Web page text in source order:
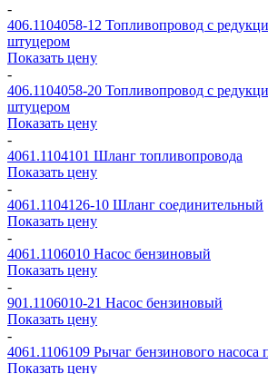
-
406.1104058-12 Топливопровод с
штуцером
Показать цену
-
406.1104058-20 Топливопровод с
штуцером
Показать цену
-
4061.1104101 Шланг топливопровода
Показать цену
-
4061.1104126-10 Шланг соединительный
Показать цену
-
4061.1106010 Насос бензиновый
Показать цену
-
901.1106010-21 Насос бензиновый
Показать цену
-
4061.1106109 Рычаг бензинового
Показать цену